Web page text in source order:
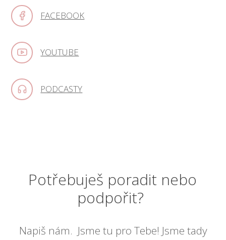
FACEBOOK
YOUTUBE
PODCASTY
Potřebuješ poradit nebo
podpořit?
Napiš nám. Jsme tu pro Tebe! Jsme tady